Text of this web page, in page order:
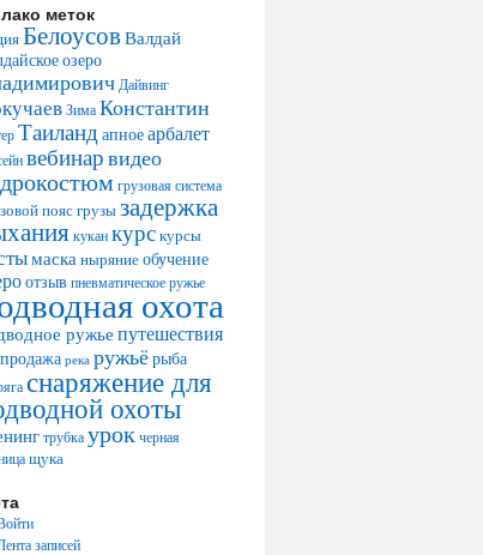
меток
БелоусовВалдай
озеро
Дайвинг
Зима Константин
Таиландапноеарбалет
вебинарвидео
грузовая система
поясгрузызадержка
кукан курскурсы
масканыряниеобучение
отзыв пневматическое ружье
охота
ружьепутешествия
река ружьёрыба
снаряжение для
охоты
трубкаурокчерная
щука
записей